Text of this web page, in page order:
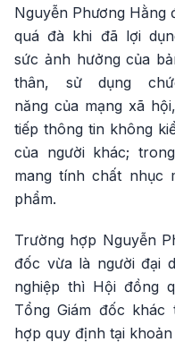
Nguyễn Phương Hằng
quá đà khi đã lợi
sức ảnh hưởng của
thân, sử dụng
năng của mạng xã
tiếp thông tin không
của người khác;
mang tính chất nhục
phẩm.
Trường hợp Nguyễn
đốc vừa là người đại
nghiệp thì Hội đồng
Tổng Giám đốc
hợp quy định tại